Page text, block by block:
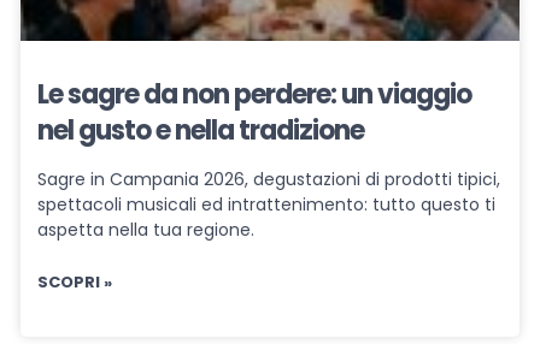
Le sagre da non perdere: un viaggio
nel gusto e nella tradizione
Sagre in Campania 2026, degustazioni di prodotti tipici,
spettacoli musicali ed intrattenimento: tutto questo ti
aspetta nella tua regione.
SCOPRI »